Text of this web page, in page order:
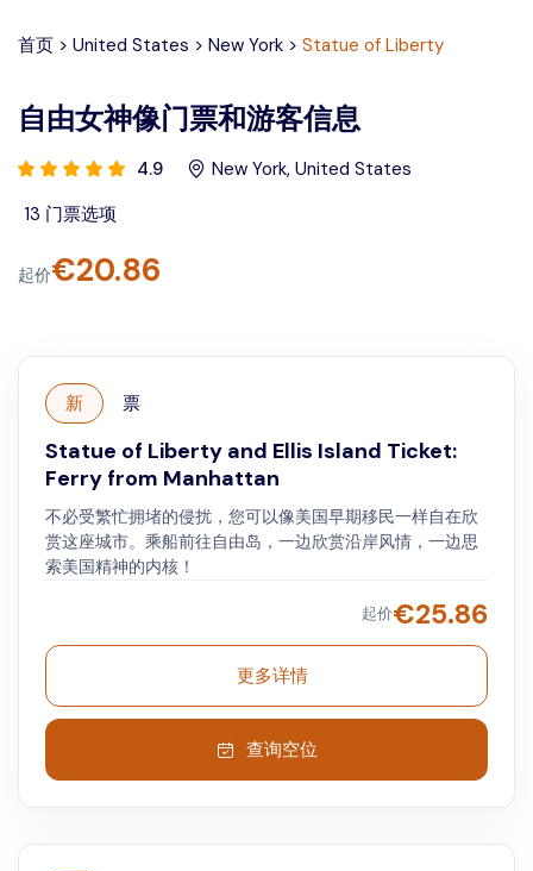
首页 > United States > New York > Statue of Liberty
自由女神像门票和游客信息
4.9 New York, United States
13 门票选项
起价€20.86
新 票
Statue of Liberty and Ellis Island Ticket:
Ferry from Manhattan
不必受繁忙拥堵的侵扰，您可以像美国早期移民一样自在欣
赏这座城市。乘船前往自由岛，一边欣赏沿岸风情，一边思
索美国精神的内核！
起价€25.86
更多详情
查询空位